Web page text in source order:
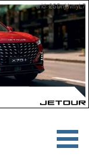
erid: 2SDnjdvnyL7